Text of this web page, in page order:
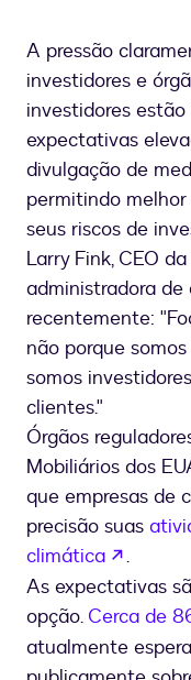
A pressão
investidores e
investidores
expectativas
divulgação de
permitindo
seus riscos de
Larry Fink, CEO
administradora de
recentemente:
não porque
somos
clientes."
Órgãos
Mobiliários dos
que empresas de
precisão suas
climática
se
.
As expectativas
opção. Cerca de
atualmente